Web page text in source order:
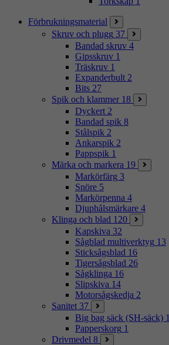
Förbrukningsmaterial
Skruv och plugg 37
Bandad skruv 4
Gipsskruv 1
Träskruv 1
Expanderbult 2
Bits 27
Spik och klammer 18
Dyckert 2
Bandad spik 8
Stålspik 2
Ankarspik 2
Pappspik 1
Märka och markera 19
Markörfärg 3
Snöre 5
Markörpenna 4
Djuphålsmärkare 4
Klinga och blad 120
Kapskiva 32
Sågblad multiverktyg 13
Sticksågsblad 16
Tigersågsblad 26
Sågklinga 16
Slipskiva 14
Motorsågskedja 2
Sanitet 37
Big bag säck (SH-säck) 1
Papperskorg 1
Drivmedel 8